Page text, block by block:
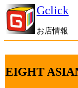
Gclick
お店情報
EIGHT